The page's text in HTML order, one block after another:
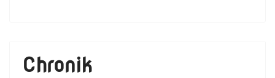
Chronik